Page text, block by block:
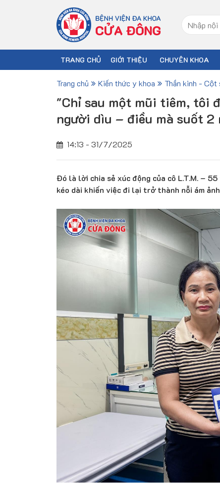
TRANG CHỦ GIỚI THIỆU CHUYÊN KHOA
Trang chủ Kiến thức y khoa Thần kinh - Cột
"Chỉ sau một mũi tiêm, tôi
người dìu – điều mà suốt
14:13 - 31/7/2025
Đó là lời chia sẻ xúc động của cô L.T.M. –
kéo dài khiến việc đi lại trở thành nỗi ám